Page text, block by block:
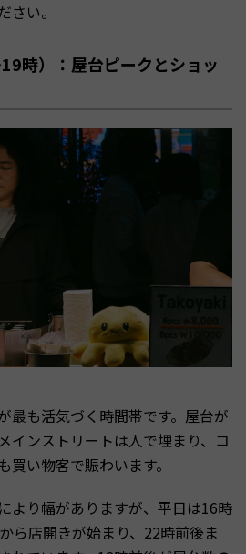
さい。
時）：屋台ピークとショッ
最も活気づく時間帯です。屋台が
インストリートは人で埋まり、コ
買い物客で賑わいます。
より幅がありますが、平日は16時
ら店開きが始まり、22時前後ま